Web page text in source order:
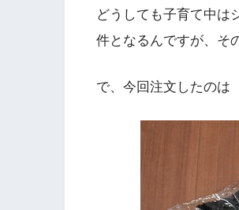
どうしても子育て中は
件となるんですが、そ
で、今回注文したのは